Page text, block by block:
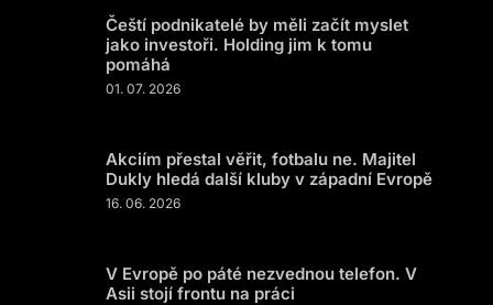
Čeští podnikatelé by měli začít myslet
jako investoři. Holding jim k tomu
pomáhá
01. 07. 2026
Akciím přestal věřit, fotbalu ne. Majitel
Dukly hledá další kluby v západní Evropě
16. 06. 2026
V Evropě po páté nezvednou telefon. V
Asii stojí frontu na práci